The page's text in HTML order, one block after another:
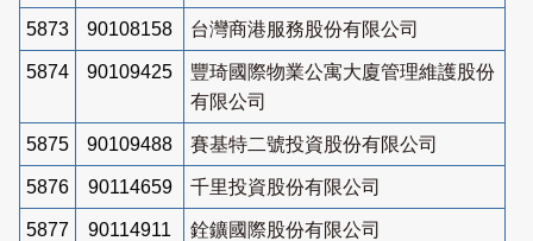
5873 90108158 台灣商港服務股份有限公司
5874 90109425
豐琦國際物業公寓大廈管理維護股份
有限公司
5875 90109488 賽基特二號投資股份有限公司
5876 90114659 千里投資股份有限公司
5877 90114911 銓鑛國際股份有限公司